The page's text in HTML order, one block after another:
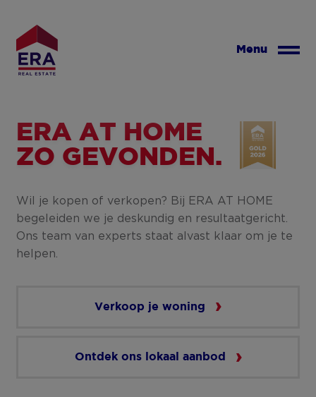
inhoud
Menu
ERA AT HOME
ZO GEVONDEN.
Wil je kopen of verkopen? Bij ERA AT HOME
begeleiden we je deskundig en resultaatgericht.
Ons team van experts staat alvast klaar om je te
helpen.
Verkoop je woning
Ontdek ons lokaal aanbod